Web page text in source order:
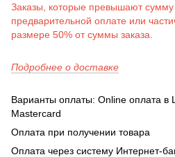
Заказы, которые превышают
предварительной оплате или
размере 50% от суммы заказа.
Подробнее о доставке
Варианты оплаты: Online оплата в
Mastercard
Оплата при получении товара
Оплата через систему Интернет-